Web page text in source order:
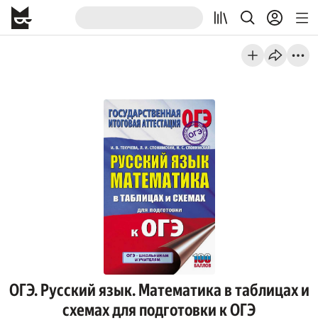
ОГЭ. Русский язык. Математика в таблицах и
схемах для подготовки к ОГЭ